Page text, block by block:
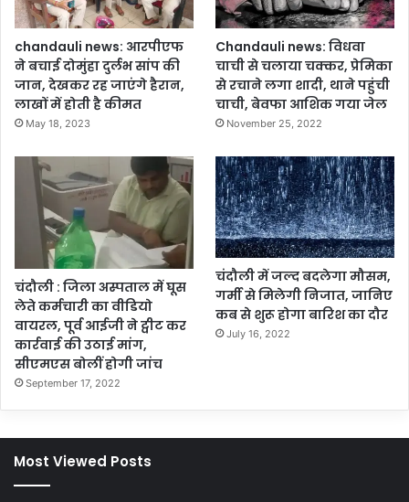
chandauli news: आरपीएफ
ने बचाई दोमुंहा दुर्लभ सांप की
जान, देखकर रह जाएंगे हैरान,
लाखों में होती है कीमत
May 18, 2023
Chandauli news: विधवा
चाची से चलाया चक्कर, प्रेमिका
से रचाने लगा शादी, थाने पहुंची
चाची, बेवफा आशिक गया जेल
November 25, 2022
चंदौली : जिला अस्पताल में घूस
लेते कर्मचारी का वीडियो
वायरल, पूर्व आईजी ने ट्वीट कर
कार्रवाई की उठाई मांग,
सीएमएस बोलीं होगी जांच
September 17, 2022
चंदौली में जल्द बदलेगा मौसम,
गर्मी से मिलेगी निजात, जानिए
कब से शुरू होगा बारिश का दौर
July 16, 2022
Most Viewed Posts